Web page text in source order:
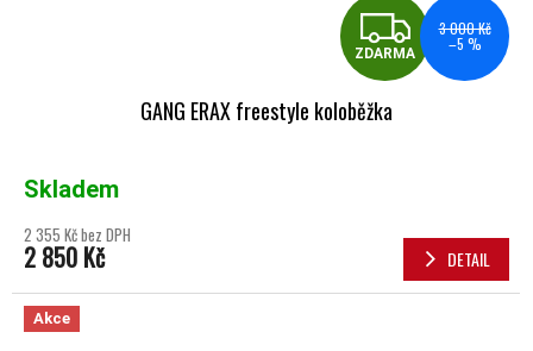
ZDARMA
3 000 Kč
–5 %
GANG ERAX freestyle koloběžka
Skladem
2 355 Kč bez DPH
2 850 Kč DETAIL
Akce